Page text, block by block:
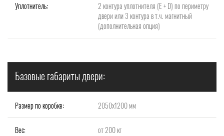
Уплотнитель:
2 контура уплотнителя (Е + D) по периметру
двери или 3 контура в т.ч. магнитный
(дополнительная опция)
Базовые габариты двери:
Размер по коробке: 2050х1200 мм
Вес: от 200 кг